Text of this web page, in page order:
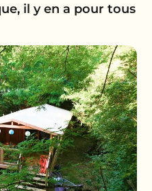
il y en a pour tous